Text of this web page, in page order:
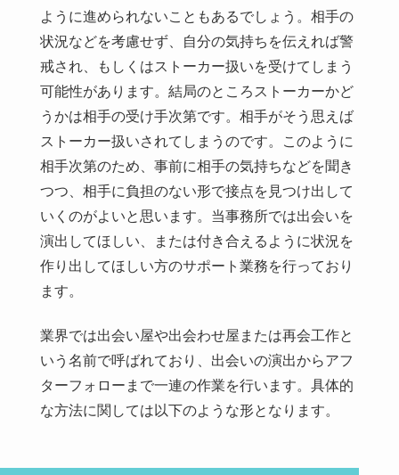
無料相談窓口
ように進められないこともあるでしょう。相手の
状況などを考慮せず、自分の気持ちを伝えれば警
戒され、もしくはストーカー扱いを受けてしまう
可能性があります。結局のところストーカーかど
うかは相手の受け手次第です。相手がそう思えば
ストーカー扱いされてしまうのです。このように
相手次第のため、事前に相手の気持ちなどを聞き
つつ、相手に負担のない形で接点を見つけ出して
いくのがよいと思います。当事務所では出会いを
演出してほしい、または付き合えるように状況を
作り出してほしい方のサポート業務を行っており
ます。
業界では出会い屋や出会わせ屋または再会工作と
いう名前で呼ばれており、出会いの演出からアフ
ターフォローまで一連の作業を行います。具体的
な方法に関しては以下のような形となります。